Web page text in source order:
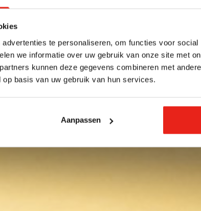
te personaliseren, om functies voor
we informatie over uw gebruik van onze site met
kunnen deze gegevens combineren met
basis van uw gebruik van hun services.
Aanpassen